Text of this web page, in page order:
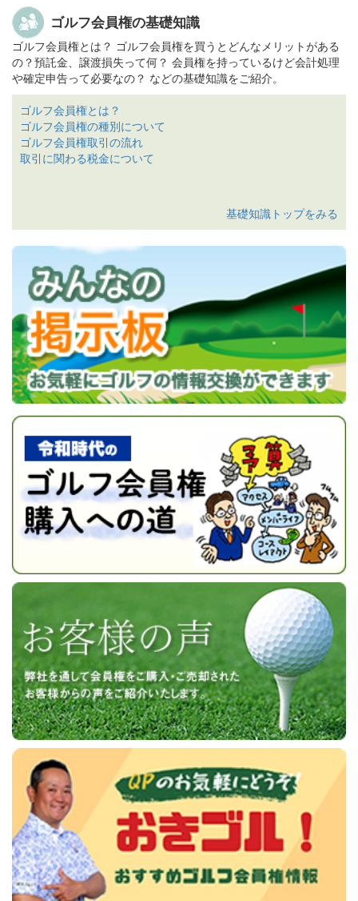
2026-06-18
東我孫子CCの年会費改定について
2026-06-15
太平洋クラブ、名義変更受付終了。
2026-06-15
鹿沼プレミアゴルフ倶楽部、経営会社変更。
大利根CCの「平日会員追加募集」について
2026-06-03
サンヒルズCCの「預託金充当制度」導入につい
て
2026-05-27
白帆CCの名義書換料改定について
2026-05-20
白河メドウGCの名義書換料改定について
2026-05-13
静岡カントリー島田Gコースの名義書換再開なら
2026-05-13
相模野CCの会員種別取扱変更について
2026-05-11
大宮ゴルフコース、入会条件一部変更。
2026-05-11
平塚富士見カントリークラブ、名義書換料改
定。
2026-05-11
レイクウッドゴルフクラブ、名義書換料改定。
2026-05-11
神奈川カントリークラブ(名義書換停止中)平日メ
ンバー料金引き下げ。
2026-05-08
太平洋クラブのゴルフ場経営権取得について
2026-05-01
紫カントリークラブ あやめコース、名義書換料
及び再発行手数料改定。
2026-04-30
カレドニアン・GCの正会員一般譲渡名義書換料
期間限定減額について
2026-04-28
東京国際ゴルフ倶楽部、名義書換申請受付期間
変更及び追加面接実施。
2026-04-28
北の杜カントリー倶楽部、年会費改定。
ザ ナショナルCC 埼玉の名義書換受付期間延長
について
ザ ナショナルCC 千葉の名義書換受付期間延長
2026-04-09
長竹CCの正会員名義書換停止について
2026-04-09
長竹CCの正会員新規募集について
2026-04-09
大利根CCの名義書換料一部改定について
2026-04-02
東京国際ゴルフ倶楽部、名義書換料改定。
2026-04-01
太平洋クラブ正会員 名義変更期間延長のご案内
2026-04-01
真名CCの名義書換再開について
2026-04-01
ロイヤルスターGCの名義書換料改定について
2026-03-27
富士小山GCの会員相互優待利用提携契約締結に
ついて
2026-03-26
東京五日市CCの『家族優待制度』ならびに『家
族割引制度』について
2026-03-26
烏山城CCの年会費改定について
スの続きを見る
多摩カントリークラブ
今回は「多摩カントリークラブ」のプレーレポー
トです。 立地条が抜群な多摩カントリークラブで
い・・・がネックです...
続きを見る
ました。 昭和34年設立、設計は名匠井上誠一、そ
飯能くすの樹カントリー倶楽部レポート
今日は「飯能くすの樹カントリー倶楽部」でプレ
ーをしてきました。 平成７年開場で、ゴルフ場と
しては比較的新しいコースだと思いますが、２０
年経過して木も大き...
飯能くすの樹カントリー倶
楽部レポートの続きを見る
今日は埼玉県の名門！ 武蔵カントリークラブ笹
井コースです！！ 笹井コースは約10年ぶりになり
ますが、平日でも会員様の紹介がないとプレーが
できないのは当たり前...武蔵カントリークラブ 笹
井コースレポートの続きを見る
高坂カントリークラブ 岩殿コースレポー
今日は高坂CC（岩殿コース）でプレーしてきまし
た。 前回もレポートアップをした岩殿コースです
が前回はBグリーン、今回はAグリーンでのプレー
になります。そ...高坂カントリークラブ 岩殿コー
スレポート Part2の続きを見る
大宮ゴルフコース場レポート
大宮ゴルフコースのラウンドレポートを今回担当
するIkechanです。初めてのレポートですが、少し
でも皆様のホームコース選びのご参考になれば、
トの続きを見る
飯能ゴルフクラブ 懇親ゴルフ大会レポー
ト
週間天気予報が出る、1週間前から毎日天気予報が
気になってチェックしていましたが、曇りマーク
に雨マークが混じり始め気をもんでいました。前
日の天気予報では大雨に...飯能ゴルフクラブ 懇親
ゴルフ会員権の基礎知識
ゴルフ会員権とは？ ゴルフ会員権を買うとどんなメリットがある
の？預託金、譲渡損失って何？ 会員権を持っているけど会計処理
や確定申告って必要なの？ などの基礎知識をご紹介。
ゴルフ会員権とは？
ゴルフ会員権の種別について
ゴルフ会員権取引の流れ
取引に関わる税金について
基礎知識トップをみる